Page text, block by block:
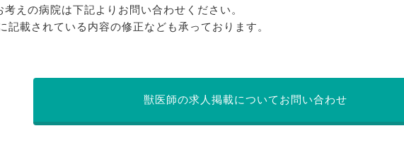
えの病院は下記よりお問い合わせください。
載されている内容の修正なども承っております。
獣医師の求人掲載についてお問い合わせ